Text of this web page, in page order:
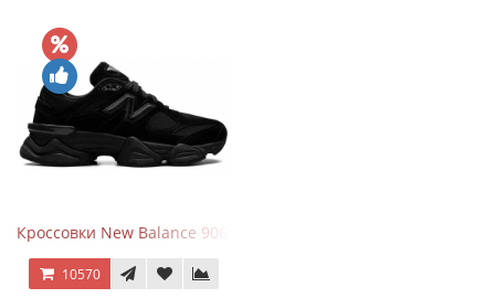
Кроссовки New Balance 9060 Triple Black
10570